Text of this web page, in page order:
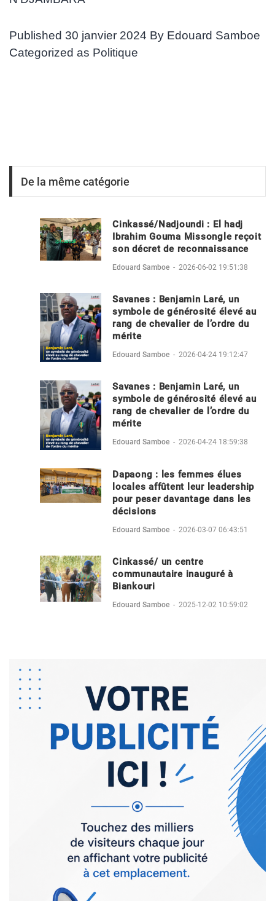
Published 30 janvier 2024 By Edouard Samboe
Categorized as Politique
De la même catégorie
Cinkassé/Nadjoundi : El hadj
Ibrahim Gouma Missongle reçoit
son décret de reconnaissance
Edouard Samboe - 2026-06-02 19:51:38
Savanes : Benjamin Laré, un
symbole de générosité élevé au
rang de chevalier de l’ordre du
mérite
Edouard Samboe - 2026-04-24 19:12:47
Savanes : Benjamin Laré, un
symbole de générosité élevé au
rang de chevalier de l’ordre du
mérite
Edouard Samboe - 2026-04-24 18:59:38
Dapaong : les femmes élues
locales affûtent leur leadership
pour peser davantage dans les
décisions
Edouard Samboe - 2026-03-07 06:43:51
Cinkassé/ un centre
communautaire inauguré à
Biankouri
Edouard Samboe - 2025-12-02 10:59:02